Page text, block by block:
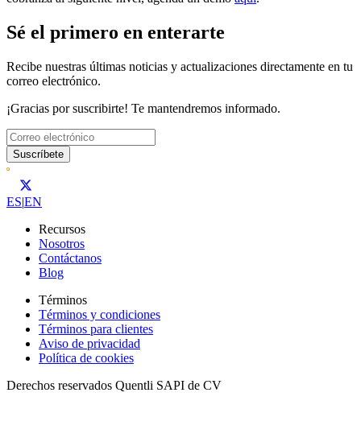
Sé el primero en enterarte
Recibe nuestras últimas noticias y actualizaciones directamente en tu
correo electrónico.
¡Gracias por suscribirte! Te mantendremos informado.
Suscríbete
ES|EN
Recursos
Nosotros
Contáctanos
Blog
Términos
Términos y condiciones
Términos para clientes
Aviso de privacidad
Política de cookies
Derechos reservados Quentli SAPI de CV